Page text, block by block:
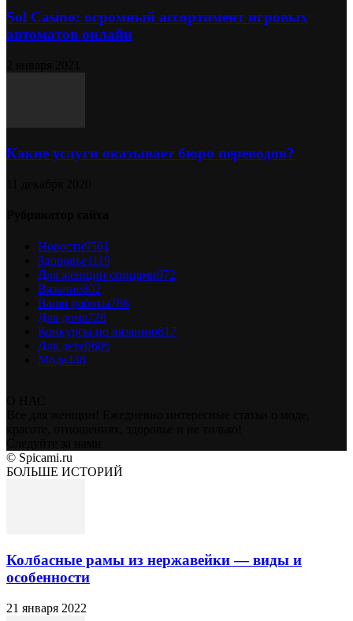
Sol Сasino: огромный ассортимент игровых
автоматов онлайн
Какие услуги оказывает бюро переводов?
Новости9561
Здоровье1119
Для женщин спицами972
Вязание802
Ваши работы786
Для дома728
Конкурсы по вязанию617
Для детей606
Мода448
© Spicami.ru
БОЛЬШЕ ИСТОРИЙ
Колбасные рамы из нержавейки — виды и
особенности
21 января 2022